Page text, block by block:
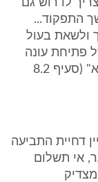
לדרוש גם
התפקוד...
ולשאת בעול
פתיחת עונה
חדשה. כל המאמנים עשו זאת, התובע לא" (סעיף 8.2
דחיית התביעה
אי תשלום